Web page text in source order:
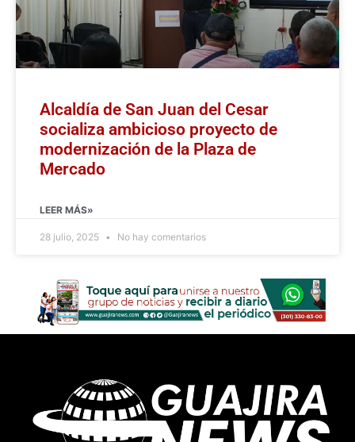
Alcaldía de San Juan del Cesar
socializa ambicioso proyecto de
modernización de la Plaza de
Mercado
LEER MÁS»
28 julio, 2025 No hay comentarios